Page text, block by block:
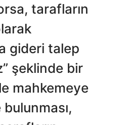
tarafların
gideri talep
şeklinde bir
mahkemeye